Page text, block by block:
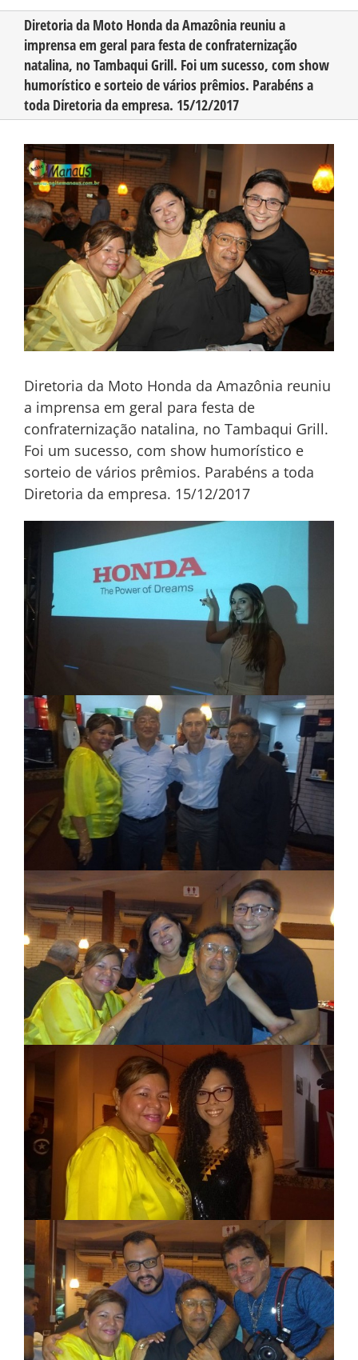
CONHEÇA O AMAZONAS
PUBLICIDADE
CONTATO
Diretoria da Moto Honda da Amazônia reuniu a
imprensa em geral para festa de confraternização
natalina, no Tambaqui Grill. Foi um sucesso, com show
humorístico e sorteio de vários prêmios. Parabéns a
toda Diretoria da empresa. 15/12/2017
View
Larger
Image
Diretoria da Moto Honda da Amazônia reuniu
a imprensa em geral para festa de
confraternização natalina, no Tambaqui Grill.
Foi um sucesso, com show humorístico e
sorteio de vários prêmios. Parabéns a toda
Diretoria da empresa. 15/12/2017